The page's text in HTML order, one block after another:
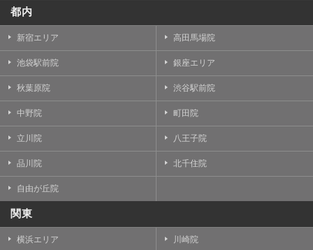
都内
新宿エリア 高田馬場院
池袋駅前院 銀座エリア
秋葉原院 渋谷駅前院
中野院 町田院
立川院 八王子院
品川院 北千住院
自由が丘院
関東
横浜エリア 川崎院